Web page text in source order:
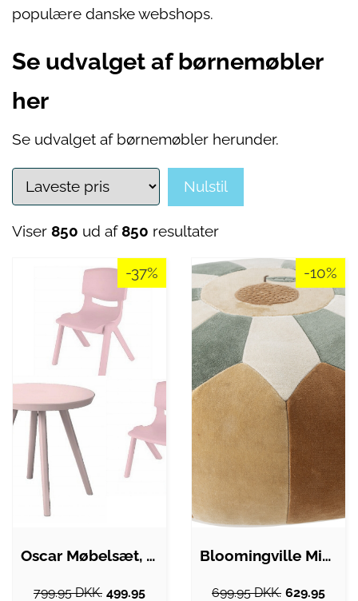
populære danske webshops.
Se udvalget af børnemøbler
her
Se udvalget af børnemøbler herunder.
Nulstil
Viser 850 ud af850 resultater
-37%
Oscar Møbelsæt, Bord + 2 Stole - Pink…
799.95 DKK. 499.95
-10%
Bloomingville Mini - Agnes Puf Til Børn…
699.95 DKK. 629.95